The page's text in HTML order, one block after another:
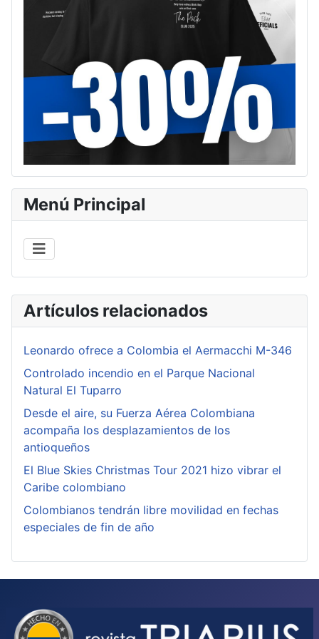
Menú Principal
Artículos relacionados
Leonardo ofrece a Colombia el Aermacchi M-346
Controlado incendio en el Parque Nacional
Natural El Tuparro
Desde el aire, su Fuerza Aérea Colombiana
acompaña los desplazamientos de los
antioqueños
El Blue Skies Christmas Tour 2021 hizo vibrar el
Caribe colombiano
Colombianos tendrán libre movilidad en fechas
especiales de fin de año